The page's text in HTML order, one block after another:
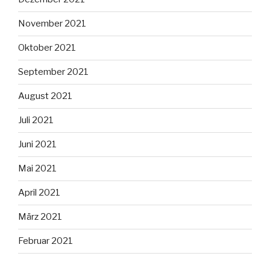
November 2021
Oktober 2021
September 2021
August 2021
Juli 2021
Juni 2021
Mai 2021
April 2021
März 2021
Februar 2021